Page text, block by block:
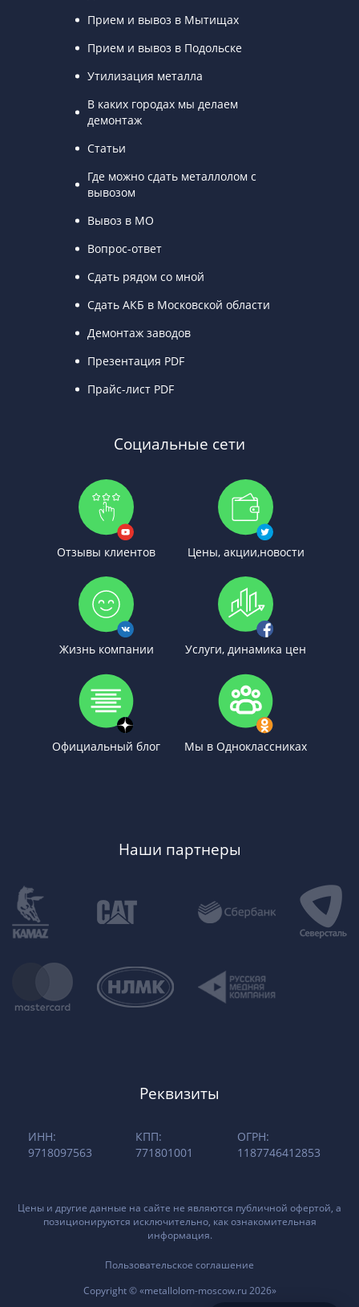
Прием и вывоз в Мытищах
Прием и вывоз в Подольске
Утилизация металла
В каких городах мы делаем
демонтаж
Статьи
Где можно сдать металлолом с
вывозом
Вывоз в МО
Вопрос-ответ
Сдать рядом со мной
Сдать АКБ в Московской области
Демонтаж заводов
Презентация PDF
Прайс-лист PDF
Социальные сети
Отзывы клиентов Цены, акции,новости
Жизнь компании Услуги, динамика цен
Официальный блог Мы в Одноклассниках
Наши партнеры
Реквизиты
ИНН:
9718097563
КПП:
771801001
ОГРН:
1187746412853
Цены и другие данные на сайте не являются публичной офертой, а
позиционируются исключительно, как ознакомительная
информация.
Пользовательское соглашение
Copyright © «metallolom-moscow.ru 2026»